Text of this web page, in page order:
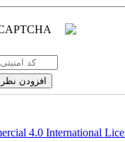
4.0 International